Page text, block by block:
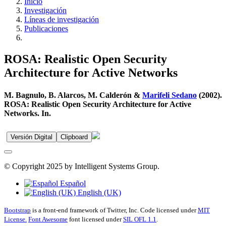
Investigación
Líneas de investigación
Publicaciones
ROSA: Realistic Open Security
Architecture for Active Networks
M. Bagnulo, B. Alarcos, M. Calderón & Marifeli Sedano (2002).
ROSA: Realistic Open Security Architecture for Active
Networks. In.
Versión Digital Clipboard
© Copyright 2025 by Intelligent Systems Group.
Español
English (UK)
Bootstrap is a front-end framework of Twitter, Inc. Code licensed underMIT
License. Font Awesome font licensed underSIL OFL 1.1